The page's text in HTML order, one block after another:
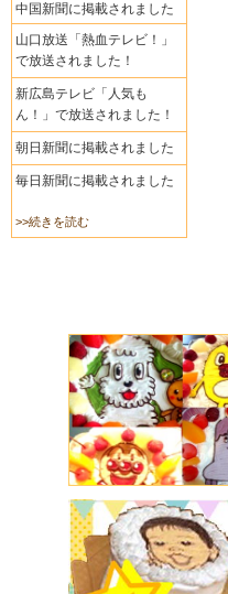
中国新聞に掲載されました
山口放送「熱血テレビ！」
で放送されました！
新広島テレビ「人気も
ん！」で放送されました！
朝日新聞に掲載されました
毎日新聞に掲載されました
>>続きを読む